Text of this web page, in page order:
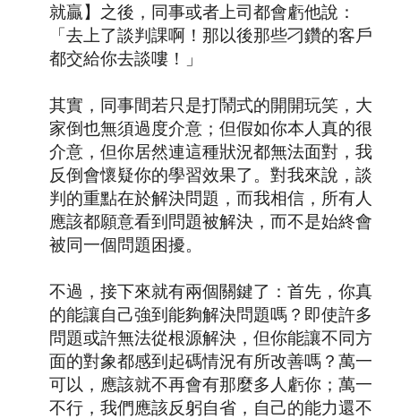
就贏】之後，同事或者上司都會虧他說：
「去上了談判課啊！那以後那些刁鑽的客戶
都交給你去談嘍！」
其實，同事間若只是打鬧式的開開玩笑，大
家倒也無須過度介意；但假如你本人真的很
介意，但你居然連這種狀況都無法面對，我
反倒會懷疑你的學習效果了。對我來說，談
判的重點在於解決問題，而我相信，所有人
應該都願意看到問題被解決，而不是始終會
被同一個問題困擾。
不過，接下來就有兩個關鍵了：首先，你真
的能讓自己強到能夠解決問題嗎？即使許多
問題或許無法從根源解決，但你能讓不同方
面的對象都感到起碼情況有所改善嗎？萬一
可以，應該就不再會有那麼多人虧你；萬一
不行，我們應該反躬自省，自己的能力還不